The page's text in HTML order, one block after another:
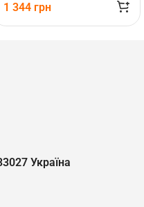
1 344 грн
Україна